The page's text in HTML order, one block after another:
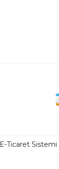
E-Ticaret Sistemi